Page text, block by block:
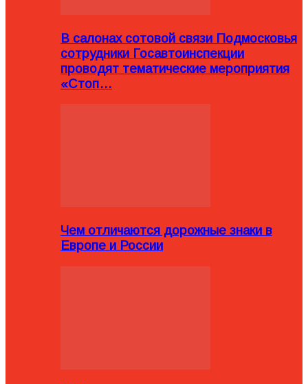
В салонах сотовой связи Подмосковья
сотрудники Госавтоинспекции
проводят тематические мероприятия
«Стоп…
Чем отличаются дорожные знаки в
Европе и России